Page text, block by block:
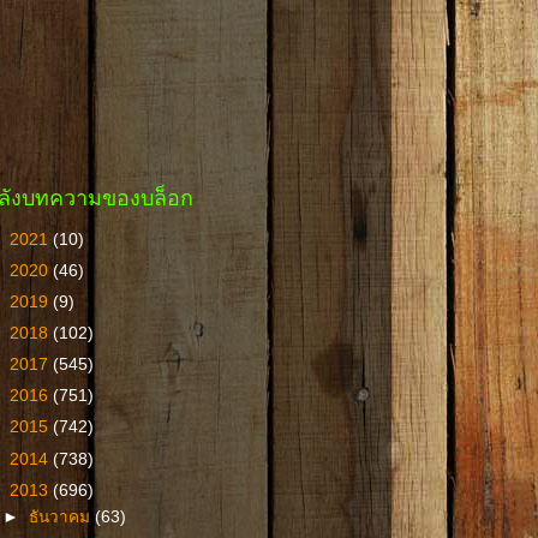
งบทความของบล็อก
2021 (10)
2020 (46)
2019 (9)
2018 (102)
2017 (545)
2016 (751)
2015 (742)
2014 (738)
2013 (696)
► ธันวาคม(63)